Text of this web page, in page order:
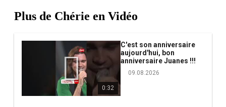
Plus de Chérie en Vidéo
0:32
C'est son anniversaire
aujourd'hui, bon
anniversaire Juanes !!!
09.08.2026